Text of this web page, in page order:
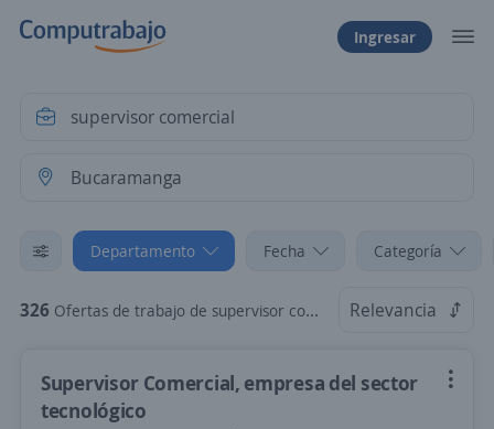
Ingresar
Departamento Fecha Categoría
326 Ofertas de trabajo de supervisor comercial en Bucaramanga, Santander Relevancia
Supervisor Comercial, empresa del sector
tecnológico